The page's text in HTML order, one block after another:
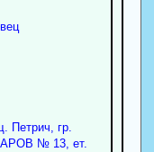
Петрич, гр.
№ 13, ет.